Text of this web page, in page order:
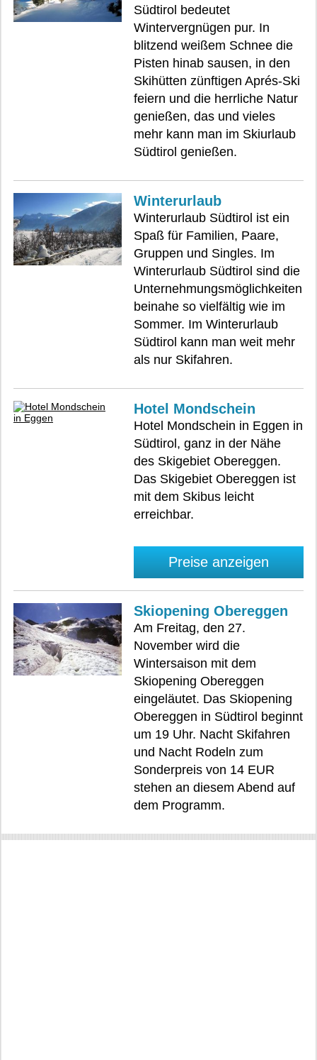
Südtirol bedeutet
Wintervergnügen pur. In
blitzend weißem Schnee die
Pisten hinab sausen, in den
Skihütten zünftigen Aprés-Ski
feiern und die herrliche Natur
genießen, das und vieles
mehr kann man im Skiurlaub
Südtirol genießen.
Winterurlaub
Winterurlaub Südtirol ist ein
Spaß für Familien, Paare,
Gruppen und Singles. Im
Winterurlaub Südtirol sind die
Unternehmungsmöglichkeiten
beinahe so vielfältig wie im
Sommer. Im Winterurlaub
Südtirol kann man weit mehr
als nur Skifahren.
Hotel Mondschein
Hotel Mondschein in Eggen in
Südtirol, ganz in der Nähe
des Skigebiet Obereggen.
Das Skigebiet Obereggen ist
mit dem Skibus leicht
erreichbar.
Preise anzeigen
Skiopening Obereggen
Am Freitag, den 27.
November wird die
Wintersaison mit dem
Skiopening Obereggen
eingeläutet. Das Skiopening
Obereggen in Südtirol beginnt
um 19 Uhr. Nacht Skifahren
und Nacht Rodeln zum
Sonderpreis von 14 EUR
stehen an diesem Abend auf
dem Programm.